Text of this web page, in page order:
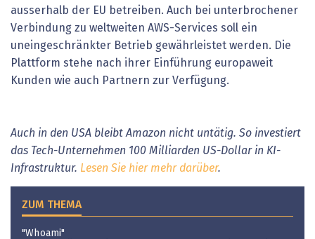
ausserhalb der EU betreiben. Auch bei unterbrochener
Verbindung zu weltweiten AWS-Services soll ein
uneingeschränkter Betrieb gewährleistet werden. Die
Plattform stehe nach ihrer Einführung europaweit
Kunden wie auch Partnern zur Verfügung.
Auch in den USA bleibt Amazon nicht untätig. So investiert
das Tech-Unternehmen 100 Milliarden US-Dollar in KI-
Infrastruktur. Lesen Sie hier mehr darüber.
ZUM THEMA
"Whoami"